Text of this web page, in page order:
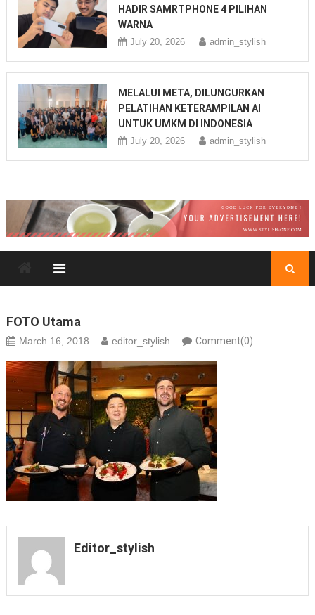
HADIR SAMRTPHONE 4 PILIHAN
WARNA
July 20, 2026 admin_stylish
MELALUI META, DILUNCURKAN
PELATIHAN KETERAMPILAN AI
UNTUK UMKM DI INDONESIA
July 20, 2026 admin_stylish
FOTO Utama
March 16, 2018 editor_stylish Comment(0)
Editor_stylish